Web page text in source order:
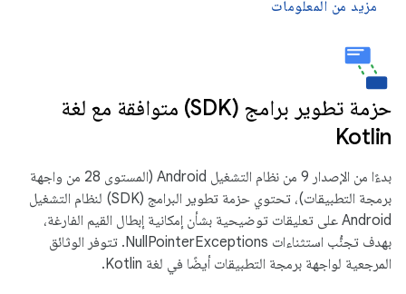
مزيد من المعلومات
حزمة تطوير برامج (SDK) متوافقة مع لغة
Kotlin
بدءًا من الإصدار 9 من نظام التشغيل Android (المستوى 28 من واجهة
برمجة التطبيقات)، تحتوي حزمة تطوير البرامج (SDK) لنظام التشغيل
Android على تعليقات توضيحية بشأن إمكانية إبطال القيم الفارغة،
بهدف تجنُّب استثناءات NullPointerExceptions. تتوفر الوثائق
المرجعية لواجهة برمجة التطبيقات أيضًا في لغة Kotlin.